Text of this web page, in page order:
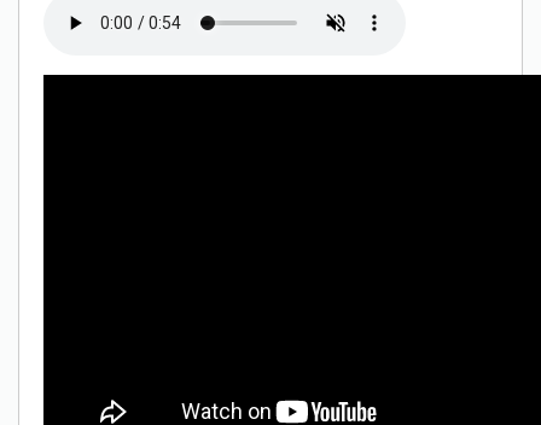
Only play atJoo casinoif you really want to win a huge